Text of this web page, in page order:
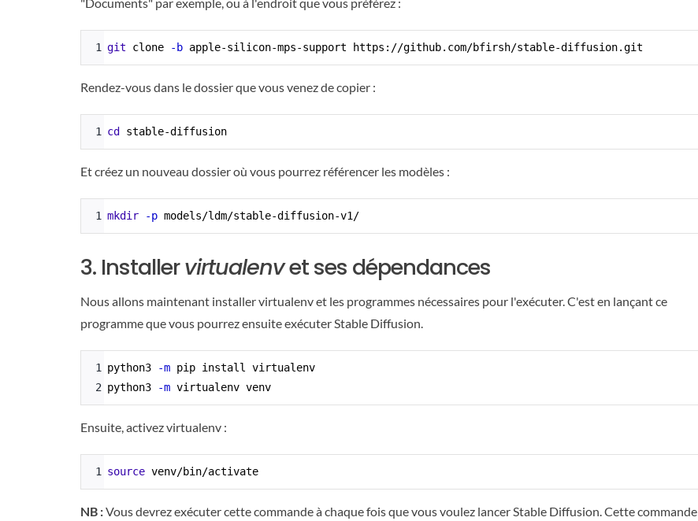
1 git clone -b apple-silicon-mps-support https://github.com/bfirsh/stable-diffusion.git
Rendez-vous dans le dossier que vous venez de copier :
1 cd stable-diffusion
Et créez un nouveau dossier où vous pourrez référencer les modèles :
1 mkdir -p models/ldm/stable-diffusion-v1/
3. Installervirtualenvet ses dépendances
Nous allons maintenant installer virtualenv et les programmes nécessaires pour l'exécuter. C'est en lançant ce
programme que vous pourrez ensuite exécuter Stable Diffusion.
Highlighter
1 python3 -m pip install virtualenv
2 python3 -m virtualenv venv
Ensuite, activez virtualenv :
1 source venv/bin/activate
NB :Vous devrez exécuter cette commande à chaque fois que vous voulez lancer Stable Diffusion. Cette commande